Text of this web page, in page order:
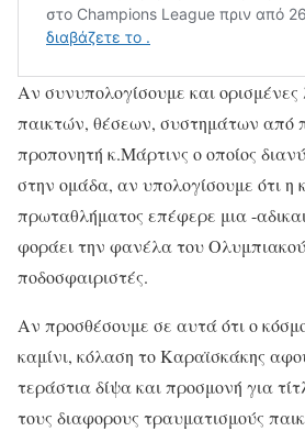
Αν συνυπολογίσουμε και ορισμένες
παικτών, θέσεων, συστημάτων από
προπονητή κ.Μάρτινς ο οποίος
στην ομάδα, αν υπολογίσουμε ότι η
πρωταθλήματος επέφερε μια -
φοράει την φανέλα του
ποδοσφαιριστές.
Αν προσθέσουμε σε αυτά ότι ο
καμίνι, κόλαση το Καραϊσκάκης
τεράστια δίψα και προσμονή για
τους διαφορους τραυματισμούς